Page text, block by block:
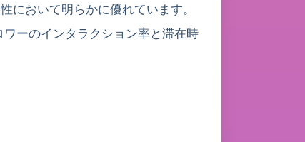
おいて明らかに優れています。
ーのインタラクション率と滞在時